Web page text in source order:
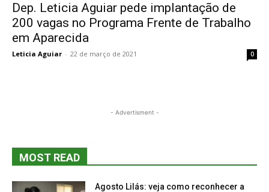
Dep. Leticia Aguiar pede implantação de
200 vagas no Programa Frente de Trabalho
em Aparecida
Leticia Aguiar - 22 de março de 2021 0
- Advertisment -
MOST READ
Agosto Lilás: veja como reconhecer a